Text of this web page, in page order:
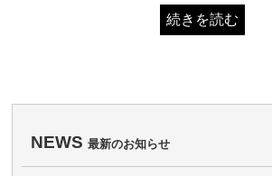
続きを読む
NEWS 最新のお知らせ